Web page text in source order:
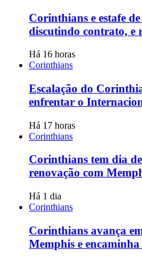
Corinthians e estafe
discutindo contrato, e
Há 16 horas
Corinthians
Escalação do
enfrentar o
Há 17 horas
Corinthians
Corinthians tem dia
renovação com
Há 1 dia
Corinthians
Corinthians avança
Memphis e